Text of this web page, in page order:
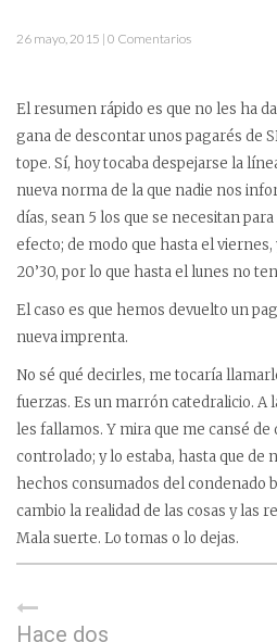
26 mayo, 2015 | 0 Comentarios
El resumen rápido es que no les ha
gana de descontar unos pagarés de
tope. Sí, hoy tocaba despejarse la
nueva norma de la que nadie nos
días, sean 5 los que se necesitan
efecto; de modo que hasta el
20’30, por lo que hasta el lunes no
El caso es que hemos devuelto un
nueva imprenta.
No sé qué decirles, me tocaría
fuerzas. Es un marrón catedralicio. A
les fallamos. Y mira que me cansé de
controlado; y lo estaba, hasta que de
hechos consumados del condenado
cambio la realidad de las cosas y las
Mala suerte. Lo tomas o lo dejas.
Hace dos